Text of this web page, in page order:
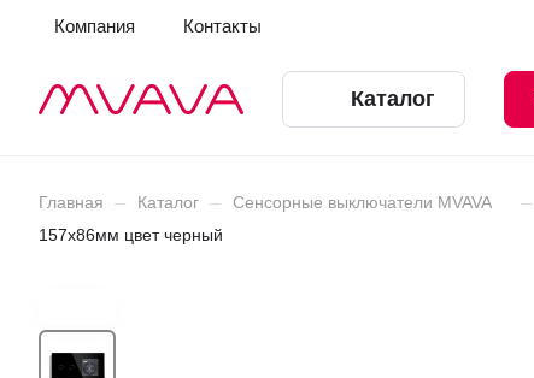
Компания Контакты
Каталог
Главная – Каталог – Сенсорные выключатели MVAVA –
157х86мм цвет черный